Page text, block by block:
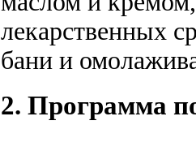
лекарственных
бани и
2. Программа